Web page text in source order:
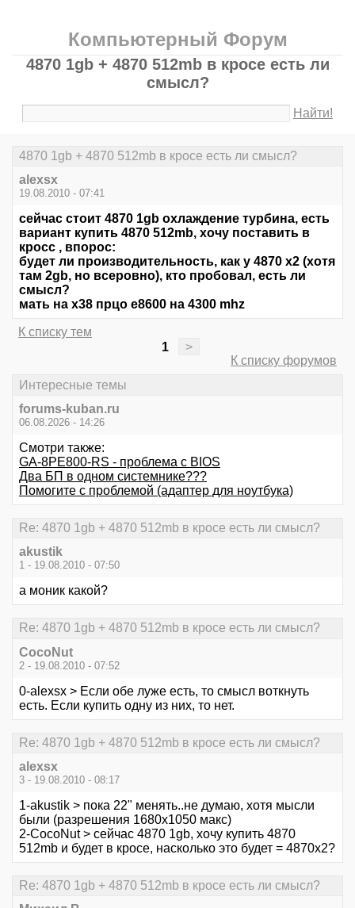
Компьютерный Форум
4870 1gb + 4870 512mb в кросе есть ли
смысл?
Найти!
4870 1gb + 4870 512mb в кросе есть ли смысл?
alexsx
19.08.2010 - 07:41
сейчас стоит 4870 1gb охлаждение турбина, есть
вариант купить 4870 512mb, хочу поставить в
кросс , впорос:
будет ли производительность, как у 4870 x2 (хотя
там 2gb, но всеровно), кто пробовал, есть ли
смысл?
мать на x38 прцо e8600 на 4300 mhz
К списку тем
1
>
К списку форумов
Интересные темы
forums-kuban.ru
06.08.2026 - 14:26
Смотри также:
GA-8PE800-RS - проблема с BIOS
Два БП в одном системнике???
Помогите с проблемой (адаптер для ноутбука)
Re: 4870 1gb + 4870 512mb в кросе есть ли смысл?
akustik
1 - 19.08.2010 - 07:50
а моник какой?
Re: 4870 1gb + 4870 512mb в кросе есть ли смысл?
CocoNut
2 - 19.08.2010 - 07:52
0-alexsx > Если обе луже есть, то смысл воткнуть
есть. Если купить одну из них, то нет.
Re: 4870 1gb + 4870 512mb в кросе есть ли смысл?
alexsx
3 - 19.08.2010 - 08:17
1-akustik > пока 22" менять..не думаю, хотя мысли
были (разрешения 1680х1050 макс)
2-CocoNut > сейчас 4870 1gb, хочу купить 4870
512mb и будет в кросе, насколько это будет = 4870x2?
Re: 4870 1gb + 4870 512mb в кросе есть ли смысл?